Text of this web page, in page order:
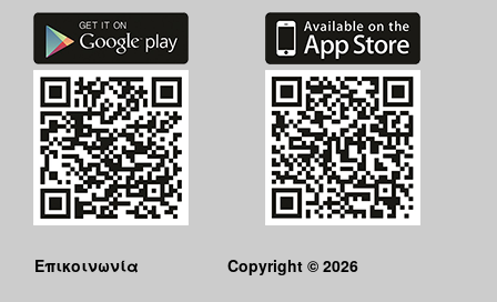
Επικοινωνία
Copyright © 2026